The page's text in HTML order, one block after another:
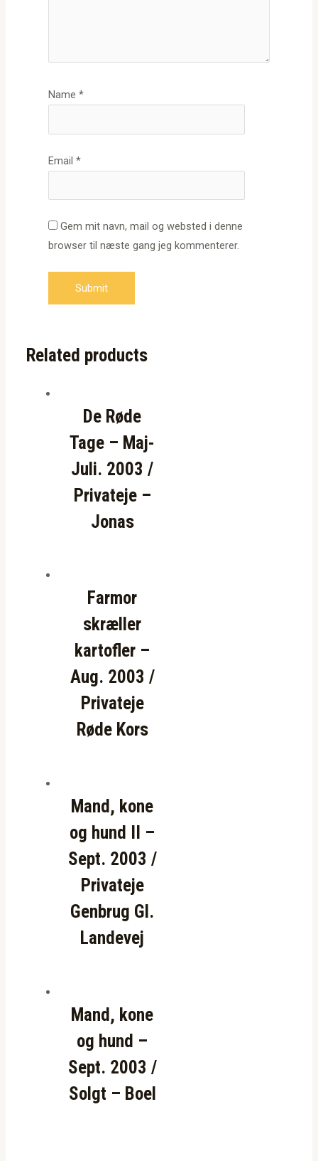
Name*
Email*
Gem mit navn, mail og websted i denne
browser til næste gang jeg kommenterer.
Related products
De Røde
Tage – Maj-
Juli. 2003 /
Privateje –
Jonas
Farmor
skræller
kartofler –
Aug. 2003 /
Privateje
Røde Kors
Mand, kone
og hund II –
Sept. 2003 /
Privateje
Genbrug Gl.
Landevej
Mand, kone
og hund –
Sept. 2003 /
Solgt – Boel